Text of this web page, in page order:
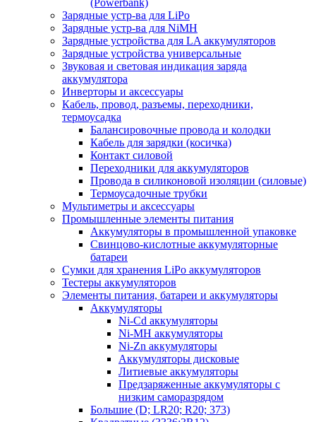
(Powerbank)
Зарядные устр-ва для LiPo
Зарядные устр-ва для NiMH
Зарядные устройства для LA аккумуляторов
Зарядные устройства универсальные
Звуковая и световая индикация заряда
аккумулятора
Инверторы и аксессуары
Кабель, провод, разъемы, переходники,
термоусадка
Балансировочные провода и колодки
Кабель для зарядки (косичка)
Контакт силовой
Переходники для аккумуляторов
Провода в силиконовой изоляции (силовые)
Термоусадочные трубки
Мультиметры и аксессуары
Промышленные элементы питания
Аккумуляторы в промышленной упаковке
Свинцово-кислотные аккумуляторные
батареи
Сумки для хранения LiPo аккумуляторов
Тестеры аккумуляторов
Элементы питания, батареи и аккумуляторы
Аккумуляторы
Ni-Cd аккумуляторы
Ni-MH аккумуляторы
Ni-Zn аккумуляторы
Аккумуляторы дисковые
Литиевые аккумуляторы
Предзаряженные аккумуляторы с
низким саморазрядом
Большие (D; LR20; R20; 373)